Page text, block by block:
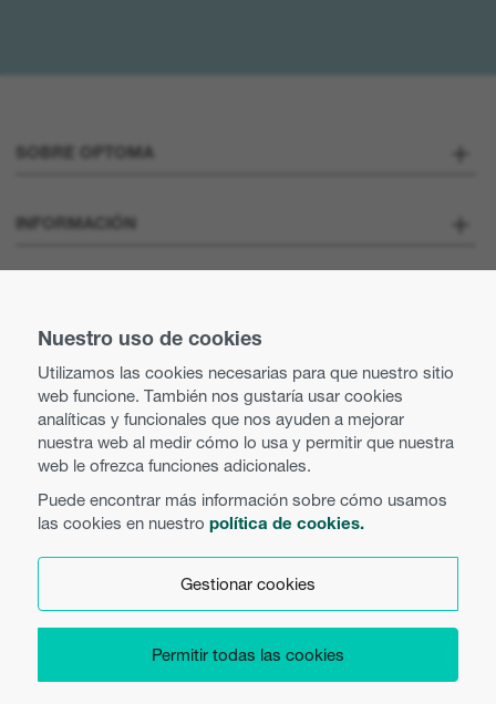
Nuestro uso de cookies
Utilizamos las cookies necesarias para que nuestro sitio
web funcione. También nos gustaría usar cookies
analíticas y funcionales que nos ayuden a mejorar
nuestra web al medir cómo lo usa y permitir que nuestra
web le ofrezca funciones adicionales.
Puede encontrar más información sobre cómo usamos
las cookies en nuestro política de cookies.
Gestionar cookies
Permitir todas las cookies
SOBRE OPTOMA
Sobre nosotros
Prensa
Prácticas comerciales y éticas
Política de igualdad
INFORMACIÓN
Contacte con nosotros
Búsqueda de distribuidor
Uso de cookies
Política de privacidad
Copyright 2026 Optoma Europe Limited.